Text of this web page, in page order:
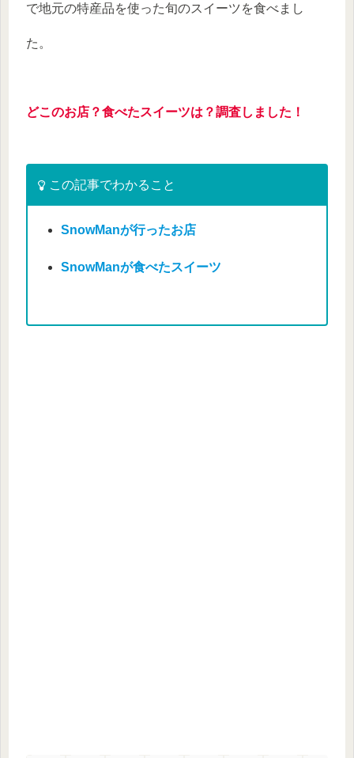
で地元の特産品を使った旬のスイーツを食べまし
た。
どこのお店？食べたスイーツは？調査しました！
この記事でわかること
SnowManが行ったお店
SnowManが食べたスイーツ